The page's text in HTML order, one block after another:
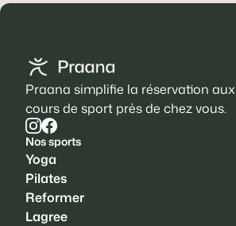
Praana simplifie la réservation aux
cours de sport près de chez vous.
Nos sports
Yoga
Pilates
Reformer
Lagree